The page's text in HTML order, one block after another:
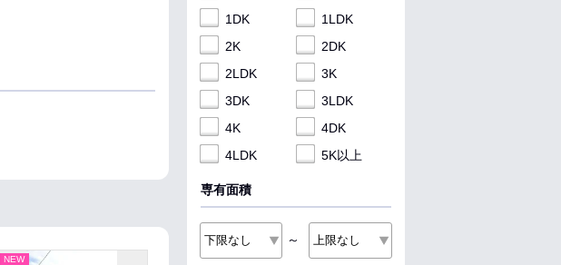
NEW NEW
1DK
1LDK
2K
2DK
2LDK
3K
3DK
3LDK
4K
4DK
4LDK
5K以上
専有面積
～